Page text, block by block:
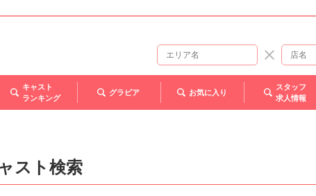
キャスト
ランキング
グラビア お気に入り
スタッフ
求人情報
スト検索